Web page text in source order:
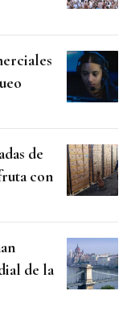
de
con
de la